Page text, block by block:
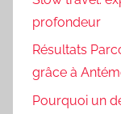
profondeur
Résultats
grâce à
Pourquoi un